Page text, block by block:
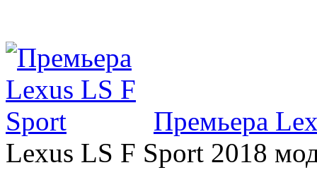
Премьера
Lexus LS F Sport 2018